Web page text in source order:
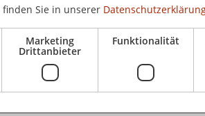
Dienstleistern
Unternehmen
mit individuell
strebt mit der ECSP-VO ein
Sie in unserer
Marketing
Drittanbieter
Funktionalität